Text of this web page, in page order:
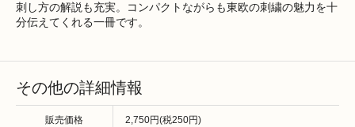
刺し方の解説も充実。コンパクトながらも東欧の刺繍の魅力を十
分伝えてくれる一冊です。
その他の詳細情報
販売価格 2,750円(税250円)